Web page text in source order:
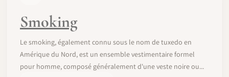
Smoking
Le smoking, également connu sous le nom de tuxedo en
Amérique du Nord, est un ensemble vestimentaire formel
pour homme, composé généralement d'une veste noire ou...